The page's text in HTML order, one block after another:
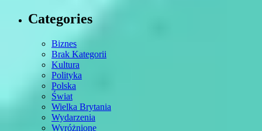
Categories
Biznes
Brak Kategorii
Kultura
Polityka
Polska
Świat
Wielka Brytania
Wydarzenia
Wyróżnione